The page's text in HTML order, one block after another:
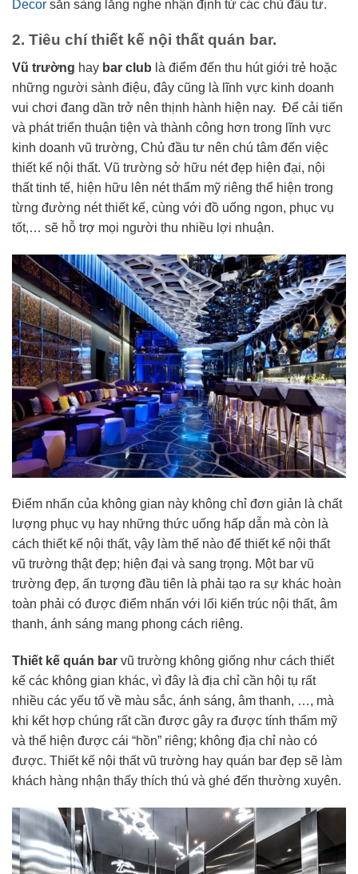
Decor sẵn sàng lắng nghe nhận định từ các chủ đầu tư.
2. Tiêu chí thiết kế nội thất quán bar.
Vũ trường hay bar club là điểm đến thu hút giới trẻ hoặc
những người sành điệu, đây cũng là lĩnh vực kinh doanh
vui chơi đang dần trở nên thịnh hành hiện nay. Để cải tiến
và phát triển thuận tiện và thành công hơn trong lĩnh vực
kinh doanh vũ trường, Chủ đầu tư nên chú tâm đến việc
thiết kế nội thất. Vũ trường sở hữu nét đẹp hiện đại, nội
thất tinh tế, hiện hữu lên nét thẩm mỹ riêng thể hiện trong
từng đường nét thiết kế, cùng với đồ uống ngon, phục vụ
tốt,… sẽ hỗ trợ mọi người thu nhiều lợi nhuận.
Điểm nhấn của không gian này không chỉ đơn giản là chất
lượng phục vụ hay những thức uống hấp dẫn mà còn là
cách thiết kế nội thất, vậy làm thế nào để thiết kế nội thất
vũ trường thật đẹp; hiện đại và sang trọng. Một bar vũ
trường đẹp, ấn tượng đầu tiên là phải tạo ra sự khác hoàn
toàn phải có được điểm nhấn với lối kiến trúc nội thất, âm
thanh, ánh sáng mang phong cách riêng.
Thiết kế quán bar vũ trường không giống như cách thiết
kế các không gian khác, vì đây là địa chỉ cần hội tụ rất
nhiều các yếu tố về màu sắc, ánh sáng, âm thanh, …, mà
khi kết hợp chúng rất cần được gây ra được tính thẩm mỹ
và thể hiện được cái “hồn” riêng; không địa chỉ nào có
được. Thiết kế nội thất vũ trường hay quán bar đẹp sẽ làm
khách hàng nhận thấy thích thú và ghé đến thường xuyên.